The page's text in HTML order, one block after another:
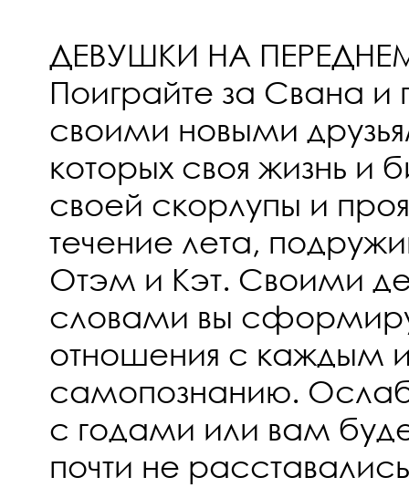
ДЕВУШКИ НА
Поиграйте за Свана и
своими новыми
которых своя жизнь и
своей скорлупы и
течение лета,
Отэм и Кэт. Своими
словами вы
отношения с каждым
самопознанию.
с годами или вам
почти не